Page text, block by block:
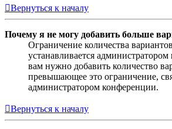
Вернуться к началу
Почему я не могу добавить больше
Ограничение количества
устанавливается
вам нужно добавить количество
превышающее это ограничение,
администратором конференции.
Вернуться к началу